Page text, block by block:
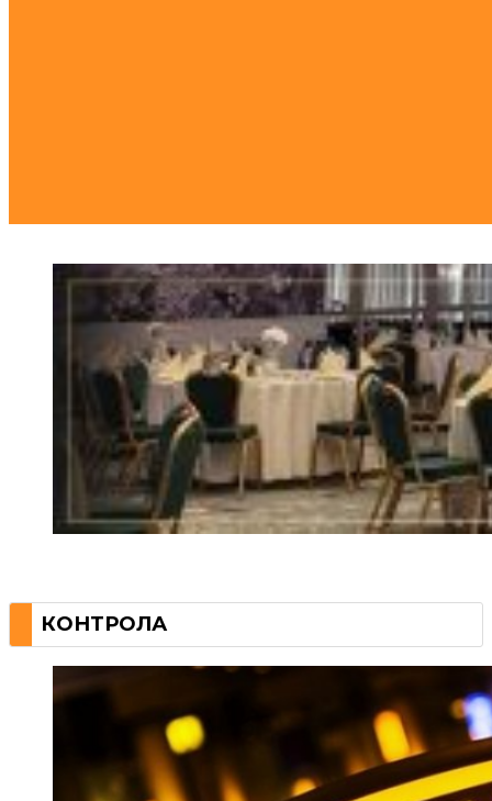
КОНТРОЛА